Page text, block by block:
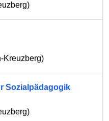
)
Kreuzberg)
Sozialpädagogik
)